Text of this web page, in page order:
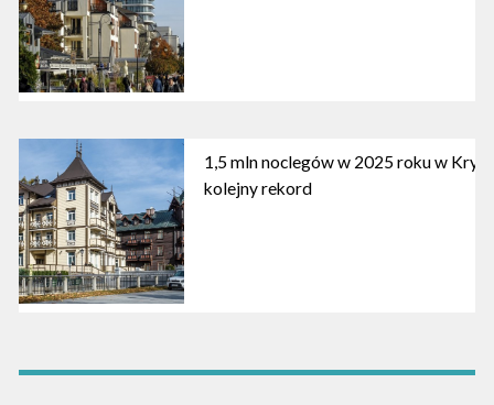
1,5 mln noclegów w 2025 roku w
kolejny rekord